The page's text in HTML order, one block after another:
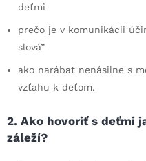
deťmi
prečo je v komunikácii
slová”
ako narábať nenásilne s
vzťahu k deťom.
2. Ako hovoriť s deťmi
záleží?